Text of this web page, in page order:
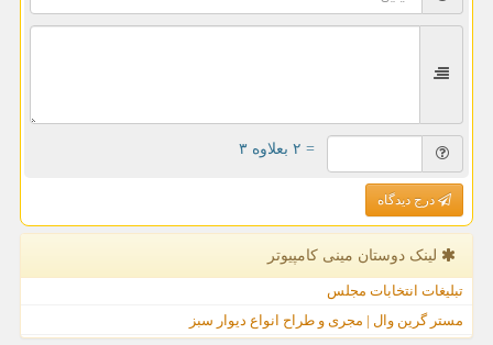
= ۲ بعلاوه ۳
درج دیدگاه
لینک دوستان مینی كامپیوتر
تبلیغات انتخابات مجلس
مستر گرین وال | مجری و طراح انواع دیوار سبز